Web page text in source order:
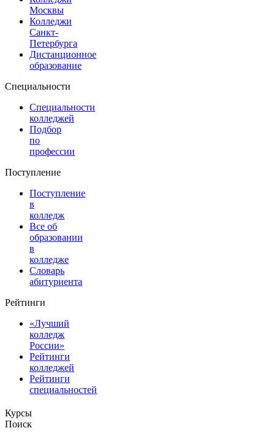
Москвы
Колледжи
Санкт-
Петербурга
Дистанционное
образование
Специальности
Специальности
колледжей
Подбор
по
профессии
Поступление
Поступление
в
колледж
Все об
образовании
в
колледже
Словарь
абитуриента
Рейтинги
«Лучший
колледж
России»
Рейтинги
колледжей
Рейтинги
специальностей
Курсы
Поиск